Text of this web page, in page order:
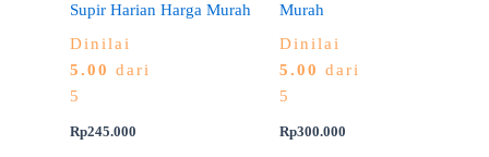
Supir Harian Harga Murah
Dinilai
5.00 dari
5
Rp245.000
Murah
Dinilai
5.00 dari
5
Rp300.000